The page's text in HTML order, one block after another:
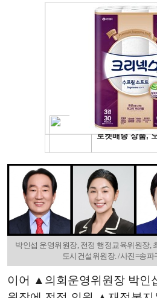
박인섭 운영위원장, 전정 행정교육위원장,
도시건설위원장. /사진=송파
이어 ▲의회운영위원장 박인